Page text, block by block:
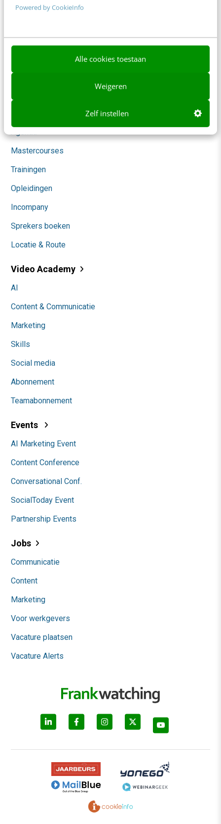
Powered by CookieInfo
Alle cookies toestaan
Weigeren
Zelf instellen
Klantcontact & CX
Themanieuwsbrieven
Mastercourses
Trainingen
Opleidingen
Incompany
Sprekers boeken
Locatie & Route
Video Academy
AI
Content & Communicatie
Marketing
Skills
Social media
Abonnement
Teamabonnement
Events
AI Marketing Event
Content Conference
Conversational Conf.
SocialToday Event
Partnership Events
Jobs
Communicatie
Content
Marketing
Voor werkgevers
Vacature plaatsen
Vacature Alerts